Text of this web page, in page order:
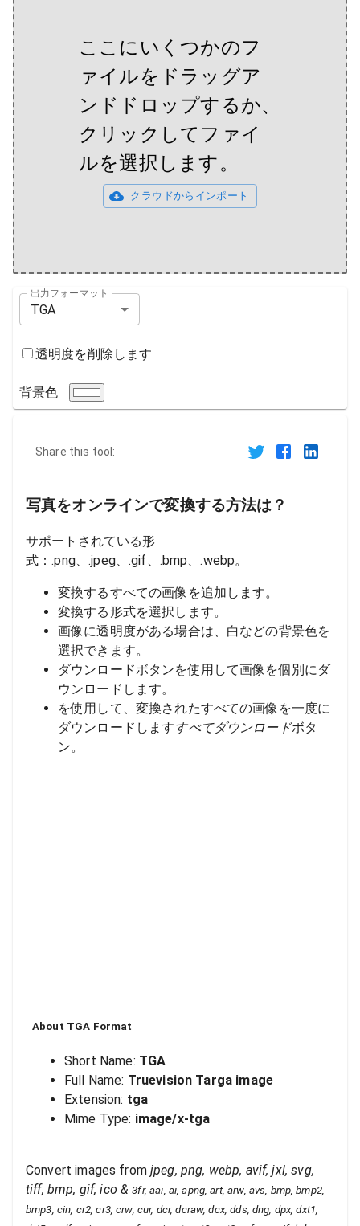
ここにいくつかのフ
ァイルをドラッグア
ンドドロップするか、
クリックしてファイ
ルを選択します。
クラウドからインポート
出力フォーマット
TGA
透明度を削除します
背景色
Share this tool:
写真をオンラインで変換する方法は？
サポートされている形
式：.png、.jpeg、.gif、.bmp、.webp。
変換するすべての画像を追加します。
変換する形式を選択します。
画像に透明度がある場合は、白などの背景色を
選択できます。
ダウンロードボタンを使用して画像を個別にダ
ウンロードします。
を使用して、変換されたすべての画像を一度に
ダウンロードしますすべてダウンロードボタ
ン。
About TGA Format
Short Name: TGA
Full Name: Truevision Targa image
Extension: tga
Mime Type: image/x-tga
Convert images fromjpeg, png, webp, avif, jxl, svg,
tiff, bmp, gif, ico &3fr, aai, ai, apng, art, arw, avs, bmp, bmp2,
bmp3, cin, cr2, cr3, crw, cur, dcr, dcraw, dcx, dds, dng, dpx, dxt1,